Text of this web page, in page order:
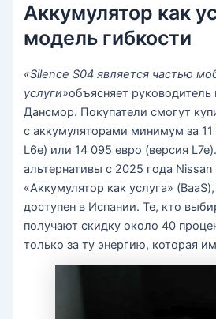
Аккумулятор как
модель гибкости
«Silence S04 является частью
услуги»объясняет руководитель
Дансмор. Покупатели смогут
с аккумуляторами минимум за
L6e) или 14 095 евро (версия
альтернативы с 2025 года
«Аккумулятор как услуга»
доступен в Испании. Те, кто
получают скидку около 40
только за ту энергию, которая